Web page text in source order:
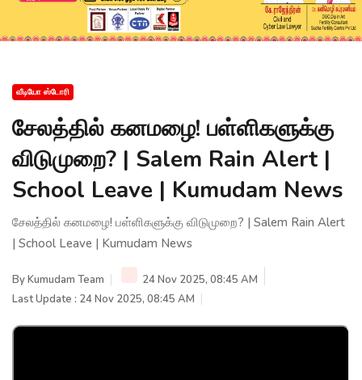
வீடியோ ஸ்டோரி
சேலத்தில் கனமழை! பள்ளிகளுக்கு
விடுமுறை? | Salem Rain Alert |
School Leave | Kumudam News
சேலத்தில் கனமழை! பள்ளிகளுக்கு விடுமுறை? | Salem Rain Alert
| School Leave | Kumudam News
ByKumudam Team
24 Nov 2025, 08:45 AM
Last Update : 24 Nov 2025, 08:45 AM